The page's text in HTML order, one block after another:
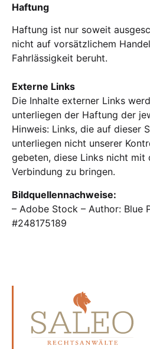
Haftung
Haftung ist nur soweit
nicht auf vorsätzlichem
Fahrlässigkeit beruht.
Externe Links
Die Inhalte externer Links
unterliegen der Haftung der
Hinweis: Links, die auf dieser
unterliegen nicht unserer
gebeten, diese Links nicht mit
Verbindung zu bringen.
Bildquellennachweise:
– Adobe Stock – Author: Blue
#248175189